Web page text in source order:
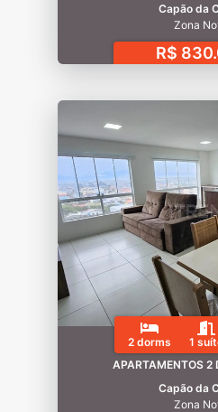
Capão da
Zona
R$
2 dorms 1
APARTAMENTOS 2
Capão da
Zona